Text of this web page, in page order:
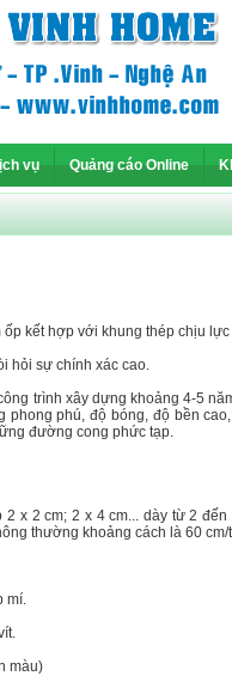
vụ Quảng cáo Online
kết hợp với khung thép chịu
hỏi sự chính xác cao.
trình xây dựng khoảng 4-5
phú, độ bóng, độ bền
đường cong phức tạp.
x 2 cm; 2 x 4 cm... dày từ 2
thường khoảng cách là 60 cm/
mí.
màu)